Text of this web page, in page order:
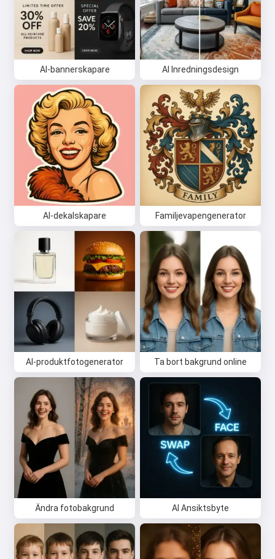
AI-bannerskapare AI Inredningsdesign
AI-dekalskapare Familjevapengenerator
AI-produktfotogenerator Ta bort bakgrund online
Ändra fotobakgrund AI Ansiktsbyte
Hej 👋
Jag kan skapa låtar, skriva dikter
och gratulationer 🥰
Prova gratis